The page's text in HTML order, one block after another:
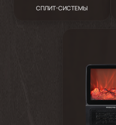
СПЛИТ-СИСТЕМЫ